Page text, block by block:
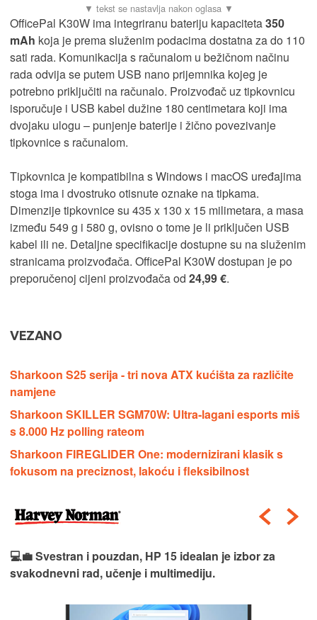
OfficePal K30W ima integriranu bateriju kapaciteta350
mAh koja je prema služenim podacima dostatna za do 110
sati rada. Komunikacija s računalom u bežičnom načinu
rada odvija se putem USB nano prijemnika kojeg je
potrebno priključiti na računalo. Proizvođač uz tipkovnicu
isporučuje i USB kabel dužine 180 centimetara koji ima
dvojaku ulogu – punjenje baterije i žično povezivanje
tipkovnice s računalom.
Tipkovnica je kompatibilna s Windows i macOS uređajima
stoga ima i dvostruko otisnute oznake na tipkama.
Dimenzije tipkovnice su 435 x 130 x 15 milimetara, a masa
između 549 g i 580 g, ovisno o tome je li priključen USB
kabel ili ne. Detaljne specifikacije dostupne su na služenim
stranicama proizvođača. OfficePal K30W dostupan je po
preporučenoj cijeni proizvođača od 24,99 €.
VEZANO
Sharkoon S25 serija - tri nova ATX kućišta za različite
namjene
Sharkoon SKILLER SGM70W: Ultra‑lagani esports miš
s 8.000 Hz polling rateom
Sharkoon FIREGLIDER One: modernizirani klasik s
fokusom na preciznost, lakoću i fleksibilnost
💻💼 Svestran i pouzdan, HP 15 idealan je izbor za
svakodnevni rad, učenje i multimediju.